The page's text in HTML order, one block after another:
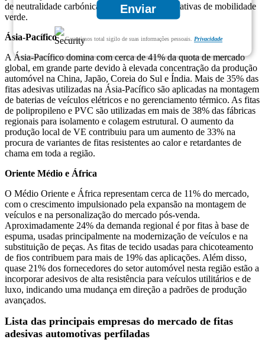
Enviar
Garantimos total sigilo de suas informações pessoais. Privacidade
de neutralidade carbónica da UE e com as iniciativas de mobilidade
verde.
Ásia-Pacífico
A Ásia-Pacífico domina com cerca de 41% da quota de mercado
global, em grande parte devido à elevada concentração da produção
automóvel na China, Japão, Coreia do Sul e Índia. Mais de 35% das
fitas adesivas utilizadas na Ásia-Pacífico são aplicadas na montagem
de baterias de veículos elétricos e no gerenciamento térmico. As fitas
de polipropileno e PVC são utilizadas em mais de 38% das fábricas
regionais para isolamento e colagem estrutural. O aumento da
produção local de VE contribuiu para um aumento de 33% na
procura de variantes de fitas resistentes ao calor e retardantes de
chama em toda a região.
Oriente Médio e África
O Médio Oriente e África representam cerca de 11% do mercado,
com o crescimento impulsionado pela expansão na montagem de
veículos e na personalização do mercado pós-venda.
Aproximadamente 24% da demanda regional é por fitas à base de
espuma, usadas principalmente na modernização de veículos e na
substituição de peças. As fitas de tecido usadas para chicoteamento
de fios contribuem para mais de 19% das aplicações. Além disso,
quase 21% dos fornecedores do setor automóvel nesta região estão a
incorporar adesivos de alta resistência para veículos utilitários e de
luxo, indicando uma mudança em direção a padrões de produção
avançados.
Lista das principais empresas do mercado de fitas
adesivas automotivas perfiladas